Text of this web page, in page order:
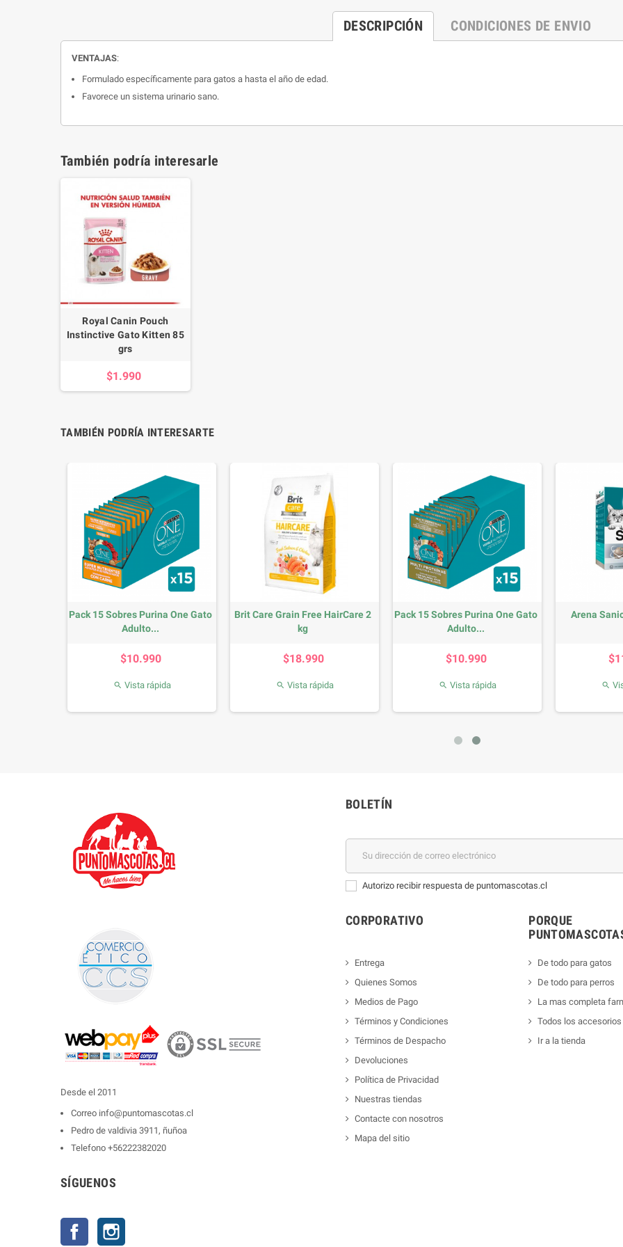
DESCRIPCIÓN CONDICIONES DE ENVIO
VENTAJAS:
Formulado específicamente para gatos a hasta el año de edad.
Favorece un sistema urinario sano.
También podría interesarle
Royal Canin Pouch
Instinctive Gato Kitten 85
grs
$1.990
TAMBIÉN PODRÍA INTERESARTE
Pack Golosinas Churu Gato
$31.990
Vista rápida
Pack 12 Royal Canin Felino
$17.990
Vista rápida
Pack 12 Royal Canin Felino
$18.990
Vista rápida
Golosinas Calming
Vista rápida
Desde el 2011
Correo info@puntomascotas.cl
Pedro de valdivia 3911, ñuñoa
Telefono +56222382020
SÍGUENOS
Facebook
BOLETÍN
Autorizo recibir respuesta de puntomascotas.cl
CORPORATIVO
Entrega
Quienes Somos
Medios de Pago
Términos y Condiciones
Términos de Despacho
Devoluciones
Política de Privacidad
Nuestras tiendas
Contacte con nosotros
Mapa del sitio
PORQUE
De todo para gatos
De todo para perros
La mas completa
Todos los accesorios
Ir a la tienda